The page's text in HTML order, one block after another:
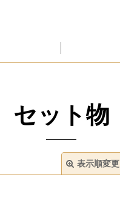
セット物
表示順変更